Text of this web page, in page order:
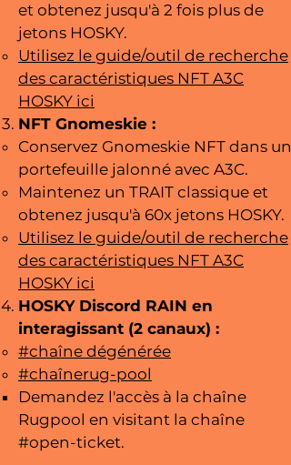
et obtenez jusqu'à 2 fois plus de
jetons HOSKY.
Utilisez le guide/outil de recherche
des caractéristiques NFT A3C
HOSKY ici
NFT Gnomeskie :
Conservez Gnomeskie NFT dans un
portefeuille jalonné avec A3C.
Maintenez un TRAIT classique et
obtenez jusqu'à 60x jetons HOSKY.
Utilisez le guide/outil de recherche
des caractéristiques NFT A3C
HOSKY ici
HOSKY Discord RAIN en
interagissant (2 canaux) :
#chaîne dégénérée
#chaînerug-pool
Demandez l'accès à la chaîne
Rugpool en visitant la chaîne
#open-ticket.